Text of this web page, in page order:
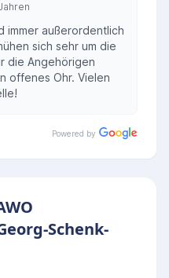
immer außerordentlich
sich sehr um die
die Angehörigen
offenes Ohr. Vielen
Powered by
Schenk-